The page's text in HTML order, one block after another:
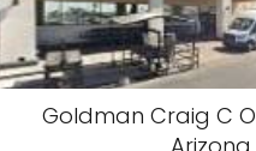
Goldman Craig C